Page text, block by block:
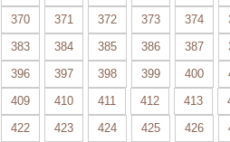
370 371 372 373 374
383 384 385 386 387
396 397 398 399 400
409 410 411 412 413
422 423 424 425 426